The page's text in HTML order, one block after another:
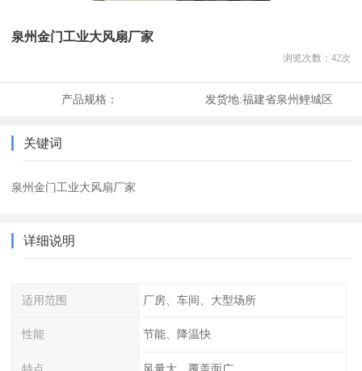
泉州金门工业大风扇厂家
浏览次数： 42次
产品规格： 发货地:福建省泉州鲤城区
关键词
泉州金门工业大风扇厂家
详细说明
适用范围 厂房、车间、大型场所
性能 节能、降温快